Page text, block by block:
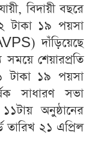
বিদায়ী বছরে
টাকা ১৯ পয়সা
দাঁড়িয়েছে
শেয়ারপ্রতি
টাকা ১৯ পয়সা
সাধারণ সভা
অনুষ্ঠানের
তারিখ ২১ এপ্রিল